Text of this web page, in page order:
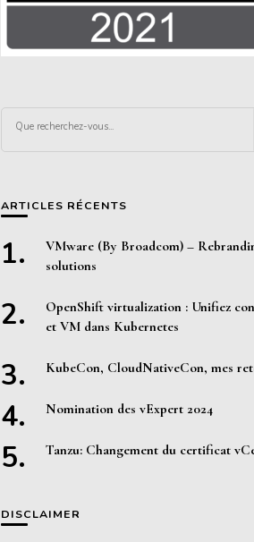
recherchiez
quelque
ARTICLES RÉCENTS
VMware (By Broadcom) –
solutions
OpenShift virtualization : Unifiez
et VM dans Kubernetes
KubeCon, CloudNativeCon, mes
Nomination des vExpert 2024
Tanzu: Changement du certificat
DISCLAIMER